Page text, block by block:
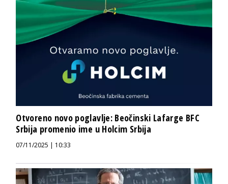
Otvoreno novo poglavlje: Beočinski Lafarge BFC
Srbija promenio ime u Holcim Srbija
07/11/2025 | 10:33